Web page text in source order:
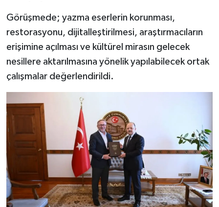
Görüşmede; yazma eserlerin korunması,
restorasyonu, dijitalleştirilmesi, araştırmacıların
erişimine açılması ve kültürel mirasın gelecek
nesillere aktarılmasına yönelik yapılabilecek ortak
çalışmalar değerlendirildi.
Yerel Haberler